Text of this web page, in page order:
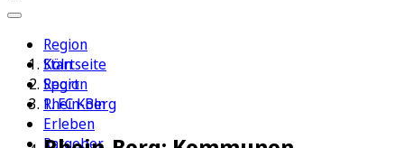
Region
Köln
Sport
1. FC Köln
Erleben
Ratgeber
Startseite
Region
Rhein-Berg